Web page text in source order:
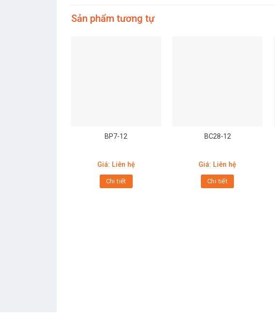
Sản phẩm tương tự
BP7-12
Giá: Liên hệ
Chi tiết
BC28-12
Giá: Liên hệ
Chi tiết